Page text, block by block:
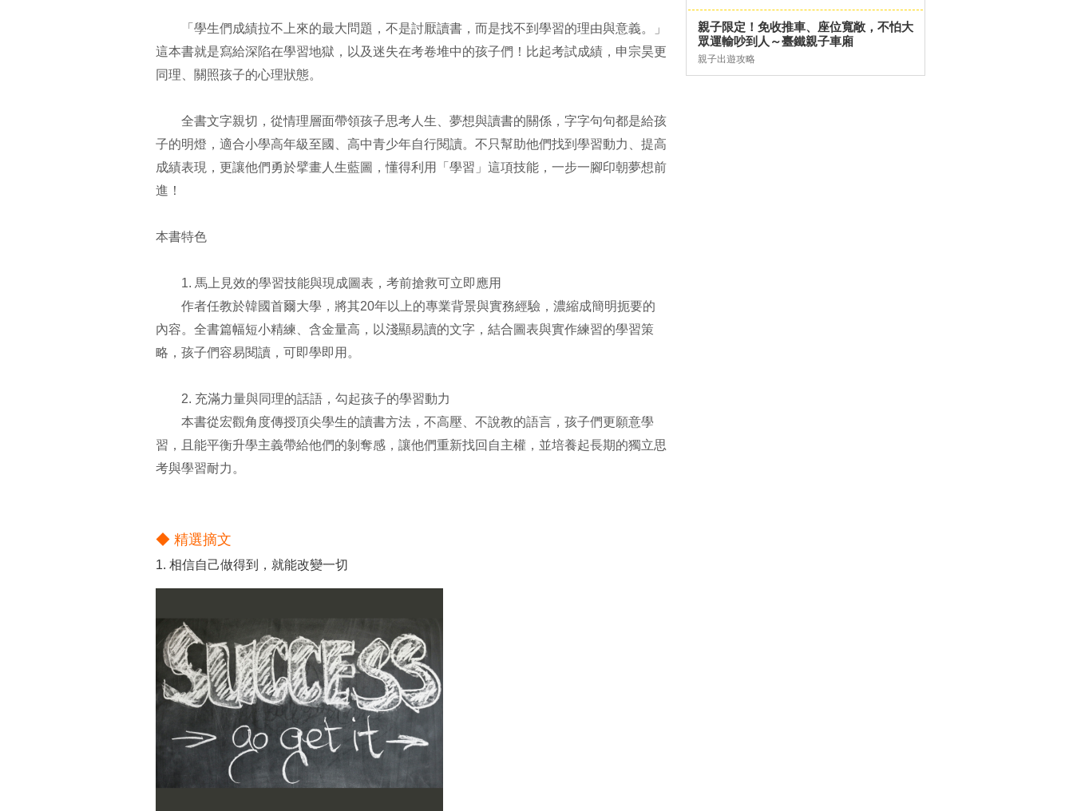
「學生們成績拉不上來的最大問題，不是討厭讀書，而是找不到學習的理由與意義。」
這本書就是寫給深陷在學習地獄，以及迷失在考卷堆中的孩子們！比起考試成績，申宗昊更
同理、關照孩子的心理狀態。
全書文字親切，從情理層面帶領孩子思考人生、夢想與讀書的關係，字字句句都是給孩
子的明燈，適合小學高年級至國、高中青少年自行閱讀。不只幫助他們找到學習動力、提高
成績表現，更讓他們勇於擘畫人生藍圖，懂得利用「學習」這項技能，一步一腳印朝夢想前
進！
本書特色
1. 馬上見效的學習技能與現成圖表，考前搶救可立即應用
作者任教於韓國首爾大學，將其20年以上的專業背景與實務經驗，濃縮成簡明扼要的
內容。全書篇幅短小精練、含金量高，以淺顯易讀的文字，結合圖表與實作練習的學習策
略，孩子們容易閱讀，可即學即用。
2. 充滿力量與同理的話語，勾起孩子的學習動力
本書從宏觀角度傳授頂尖學生的讀書方法，不高壓、不說教的語言，孩子們更願意學
習，且能平衡升學主義帶給他們的剝奪感，讓他們重新找回自主權，並培養起長期的獨立思
考與學習耐力。
◆ 精選摘文
1. 相信自己做得到，就能改變一切
親子限定！免收推車、座位寬敞，不怕大
眾運輸吵到人～臺鐵親子車廂
親子出遊攻略